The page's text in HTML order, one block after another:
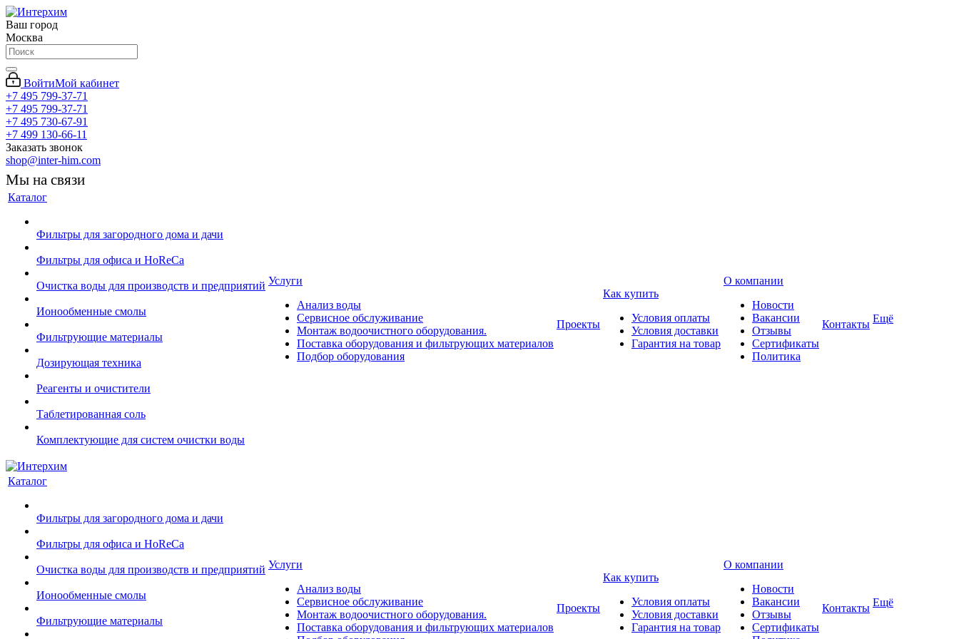
Ваш город
Москва
ВойтиМой кабинет
+7 495 799-37-71
+7 495 799-37-71
+7 495 730-67-91
+7 499 130-66-11
Заказать звонок
shop@inter-him.com
Мы на связи
Каталог
Фильтры для загородного дома и дачи
Фильтры для офиса и HoReCa
Очистка воды для производств и предприятий
Ионообменные смолы
Фильтрующие материалы
Дозирующая техника
Реагенты и очистители
Таблетированная соль
Комплектующие для систем очистки воды
Услуги
Анализ воды
Сервисное обслуживание
Монтаж водоочистного оборудования.
Поставка оборудования и фильтрующих материалов
Подбор оборудования
Проекты
Как купить
Условия оплаты
Условия доставки
Гарантия на товар
О компании
Новости
Вакансии
Отзывы
Сертификаты
Политика
Контакты Ещё
Каталог
Фильтры для загородного дома и дачи
Фильтры для офиса и HoReCa
Очистка воды для производств и предприятий
Ионообменные смолы
Фильтрующие материалы
Услуги
Анализ воды
Сервисное обслуживание
Монтаж водоочистного оборудования.
Поставка оборудования и фильтрующих материалов
Проекты
Как купить
Условия оплаты
Условия доставки
Гарантия на товар
О компании
Новости
Вакансии
Отзывы
Сертификаты
Контакты Ещё